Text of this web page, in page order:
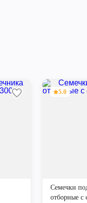
5.0
Семечки
отборные с